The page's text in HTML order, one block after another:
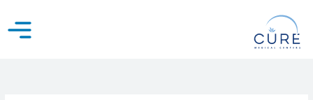
المحتوى